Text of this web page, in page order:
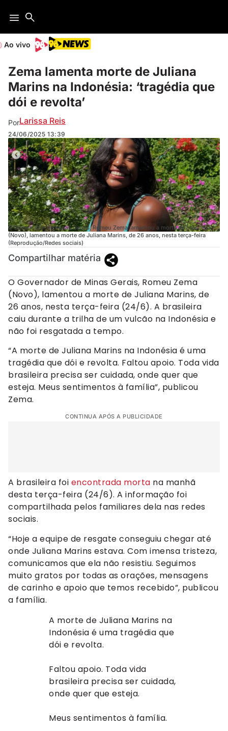
Ao vivo
Zema lamenta morte de Juliana
Marins na Indonésia: ‘tragédia que
dói e revolta’
PorLarissa Reis
24/06/2025 13:39
O Governador de Minas Gerais, Romeu Zema lamentou a morte da brasileira
(Novo), lamentou a morte de Juliana Marins, de 26 anos, nesta terça-feira
(Reprodução/Redes sociais)
Compartilhar matéria
O Governador de Minas Gerais, Romeu Zema
(Novo), lamentou a morte de Juliana Marins, de
26 anos, nesta terça-feira (24/6). A brasileira
caiu durante a trilha de um vulcão na Indonésia e
não foi resgatada a tempo.
“A morte de Juliana Marins na Indonésia é uma
tragédia que dói e revolta. Faltou apoio. Toda vida
brasileira precisa ser cuidada, onde quer que
esteja. Meus sentimentos à família”, publicou
Zema.
CONTINUA APÓS A PUBLICIDADE
A brasileira foi encontrada morta na manhã
desta terça-feira (24/6). A informação foi
compartilhada pelos familiares dela nas redes
sociais.
“Hoje a equipe de resgate conseguiu chegar até
onde Juliana Marins estava. Com imensa tristeza,
comunicamos que ela não resistiu. Seguimos
muito gratos por todas as orações, mensagens
de carinho e apoio que temos recebido”, publicou
a família.
A morte de Juliana Marins na
Indonésia é uma tragédia que
dói e revolta.
Faltou apoio. Toda vida
brasileira precisa ser cuidada,
onde quer que esteja.
Meus sentimentos à família.